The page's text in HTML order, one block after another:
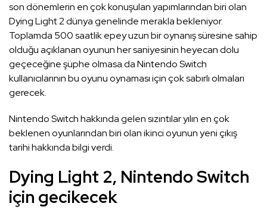
son dönemlerin en çok konuşulan yapımlarından biri olan
Dying Light 2 dünya genelinde merakla bekleniyor.
Toplamda 500 saatlik epey uzun bir oynanış süresine sahip
olduğu açıklanan oyunun her saniyesinin heyecan dolu
geçeceğine şüphe olmasa da Nintendo Switch
kullanıcılarının bu oyunu oynaması için çok sabırlı olmaları
gerecek.
Nintendo Switch hakkında gelen sızıntılar yılın en çok
beklenen oyunlarından biri olan ikinci oyunun yeni çıkış
tarihi hakkında bilgi verdi.
Dying Light 2, Nintendo Switch
için gecikecek